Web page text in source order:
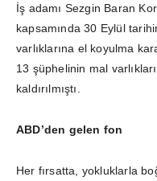
İş adamı Sezgin Baran
kapsamında 30 Eylül
varlıklarına el koyulma
13 şüphelinin mal
kaldırılmıştı.
ABD’den gelen fon
Her fırsatta, yokluklarla